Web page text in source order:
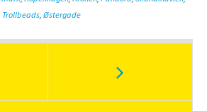
Trollbeads, Østergade